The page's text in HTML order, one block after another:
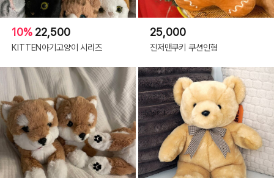
10% 22,500
KITTEN아기고양이 시리즈
25,000
진저맨쿠키 쿠션인형